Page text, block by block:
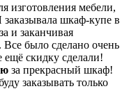
изготовления мебели,
шкаф-купе в
и заканчивая
было сделано очень
скидку сделали!
за прекрасный шкаф!
заказывать только